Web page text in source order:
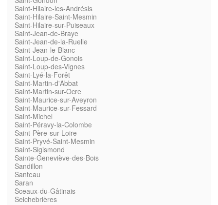
Saint-Hilaire-les-Andrésis
Saint-Hilaire-Saint-Mesmin
Saint-Hilaire-sur-Puiseaux
Saint-Jean-de-Braye
Saint-Jean-de-la-Ruelle
Saint-Jean-le-Blanc
Saint-Loup-de-Gonois
Saint-Loup-des-Vignes
Saint-Lyé-la-Forêt
Saint-Martin-d'Abbat
Saint-Martin-sur-Ocre
Saint-Maurice-sur-Aveyron
Saint-Maurice-sur-Fessard
Saint-Michel
Saint-Péravy-la-Colombe
Saint-Père-sur-Loire
Saint-Pryvé-Saint-Mesmin
Saint-Sigismond
Sainte-Geneviève-des-Bois
Sandillon
Santeau
Saran
Sceaux-du-Gâtinais
Seichebrières